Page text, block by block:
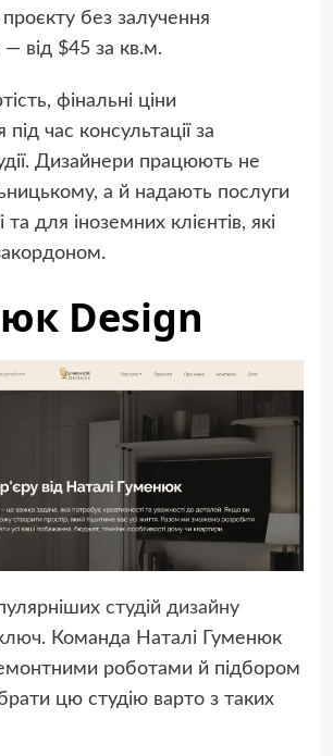
проєкту без залучення
від $45 за кв.м.
фінальні ціни
час консультації за
Дизайнери працюють не
а й надають послуги
та для іноземних клієнтів, які
Design
студій дизайну
. Команда Наталі Гуменюк
роботами й підбором
цю студію варто з таких